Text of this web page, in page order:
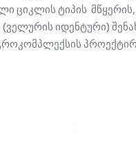
ციკლის ტიპის მწყერის,
იდენტური)